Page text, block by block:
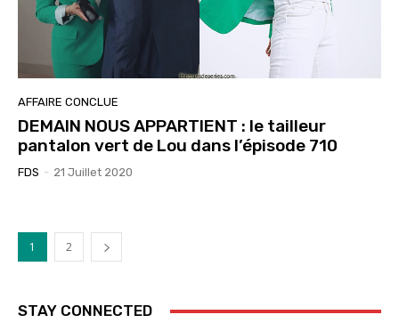
AFFAIRE CONCLUE
DEMAIN NOUS APPARTIENT : le tailleur
pantalon vert de Lou dans l’épisode 710
FDS - 21 Juillet 2020
1 2
STAY CONNECTED